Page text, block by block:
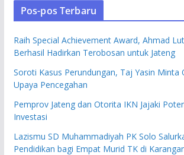
Pos-pos Terbaru
Raih Special Achievement Award, Ahmad
Berhasil Hadirkan Terobosan untuk Jateng
Soroti Kasus Perundungan, Taj Yasin Minta
Upaya Pencegahan
Pemprov Jateng dan Otorita IKN Jajaki
Investasi
Lazismu SD Muhammadiyah PK Solo
Pendidikan bagi Empat Murid TK di